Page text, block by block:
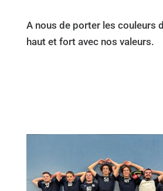
A nous de porter les couleurs
haut et fort avec nos valeurs.